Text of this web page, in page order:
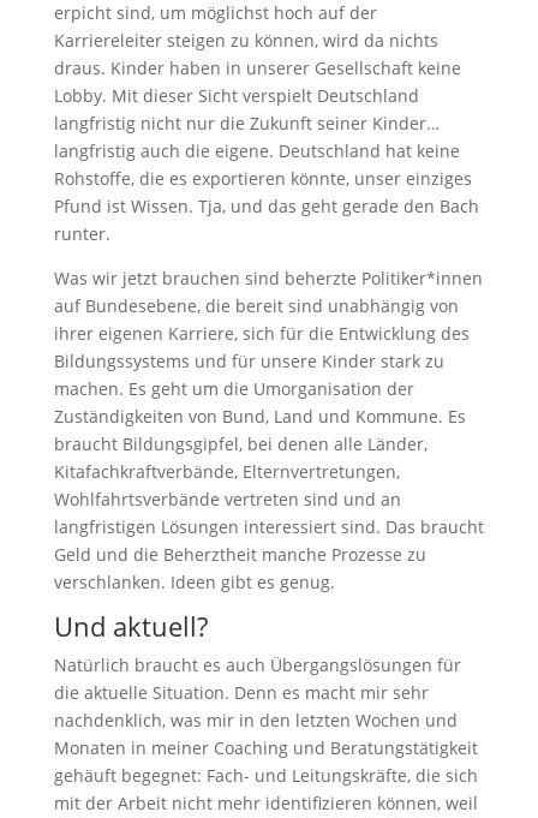
erpicht sind, um möglichst hoch auf der
Karriereleiter steigen zu können, wird da nichts
draus. Kinder haben in unserer Gesellschaft keine
Lobby. Mit dieser Sicht verspielt Deutschland
langfristig nicht nur die Zukunft seiner Kinder…
langfristig auch die eigene. Deutschland hat keine
Rohstoffe, die es exportieren könnte, unser einziges
Pfund ist Wissen. Tja, und das geht gerade den Bach
runter.
Was wir jetzt brauchen sind beherzte Politiker*innen
auf Bundesebene, die bereit sind unabhängig von
ihrer eigenen Karriere, sich für die Entwicklung des
Bildungssystems und für unsere Kinder stark zu
machen. Es geht um die Umorganisation der
Zuständigkeiten von Bund, Land und Kommune. Es
braucht Bildungsgipfel, bei denen alle Länder,
Kitafachkraftverbände, Elternvertretungen,
Wohlfahrtsverbände vertreten sind und an
langfristigen Lösungen interessiert sind. Das braucht
Geld und die Beherztheit manche Prozesse zu
verschlanken. Ideen gibt es genug.
Und aktuell?
Natürlich braucht es auch Übergangslösungen für
die aktuelle Situation. Denn es macht mir sehr
nachdenklich, was mir in den letzten Wochen und
Monaten in meiner Coaching und Beratungstätigkeit
gehäuft begegnet: Fach- und Leitungskräfte, die sich
mit der Arbeit nicht mehr identifizieren können, weil